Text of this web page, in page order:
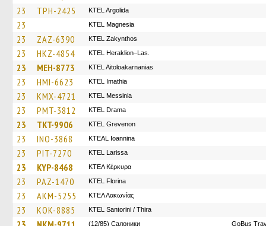
23 TPH-2425 KTEL Argolida
23 ΚΤΕL Magnesia
23 ZAZ-6390 KTEL Zakynthos
23 HKZ-4854 KTEL Heraklion–Las.
23 MEH-8773 KTEL Aitoloakarnanias
23 HMI-6623 KTEL Imathia
23 KMX-4721 KTEL Messinia
23 PMT-3812 KTEL Drama
23 TKT-9906 ΚΤΕL Grevenon
23 INO-3868 KTEAL Ioannina
23 PIT-7270 KTEL Larissa
23 KYP-8468 ΚΤΕΛ Κέρκυρα
23 PAZ-1470 KTEL Florina
23 AKM-5255 ΚΤΕΛ Λακωνίας
23 KOK-8885 KTEL Santorini / Thira
(12/85) Салоники GoBus